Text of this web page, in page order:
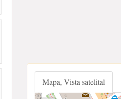
Mapa, Vista satelital